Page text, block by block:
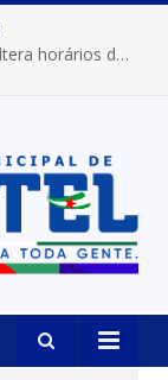
Prefeitura de Portel prorroga inscrições e altera horários dos concursos “Musa” e “Miss Mix Verão 2026”